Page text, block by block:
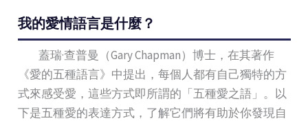
我的愛情語言是什麼？
蓋瑞·查普曼（Gary Chapman）博士，在其著作
《愛的五種語言》中提出，每個人都有自己獨特的方
式來感受愛，這些方式即所謂的「五種愛之語」。以
下是五種愛的表達方式，了解它們將有助於你發現自